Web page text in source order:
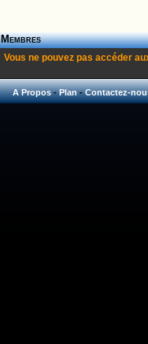
Membres
Vous ne pouvez pas accéder
A Propos-Plan-Contactez-